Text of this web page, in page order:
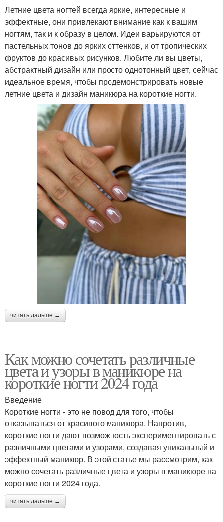
Летние цвета ногтей всегда яркие, интересные и
эффектные, они привлекают внимание как к вашим
ногтям, так и к образу в целом. Идеи варьируются от
пастельных тонов до ярких оттенков, и от тропических
фруктов до красивых рисунков. Любите ли вы цветы,
абстрактный дизайн или просто однотонный цвет, сейчас
идеальное время, чтобы продемонстрировать новые
летние цвета и дизайн маникюра на короткие ногти.
читать дальше →
Как можно сочетать различные
цвета и узоры в маникюре на
короткие ногти 2024 года
Введение
Короткие ногти - это не повод для того, чтобы
отказываться от красивого маникюра. Напротив,
короткие ногти дают возможность экспериментировать с
различными цветами и узорами, создавая уникальный и
эффектный маникюр. В этой статье мы рассмотрим, как
можно сочетать различные цвета и узоры в маникюре на
короткие ногти 2024 года.
читать дальше →